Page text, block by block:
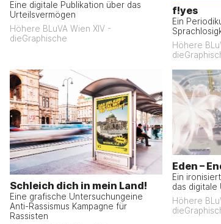
Eine digitale Publikation über das
Urteilsvermögen
Höhere BLuVA Wien XIV -
dieGraphische
f!yes
Ein
Höhere
Schleich dich in mein Land!
Eine grafische Untersuchungeine
Anti-Rassismus Kampagne für
Rassisten
Eden –
Ein
das
Höhere